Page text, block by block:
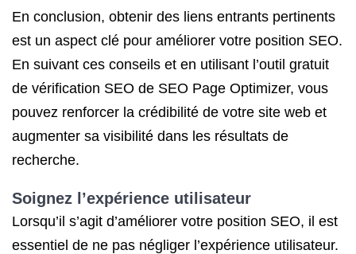
En conclusion, obtenir des liens entrants pertinents
est un aspect clé pour améliorer votre position SEO.
En suivant ces conseils et en utilisant l’outil gratuit
de vérification SEO de SEO Page Optimizer, vous
pouvez renforcer la crédibilité de votre site web et
augmenter sa visibilité dans les résultats de
recherche.
Soignez l’expérience utilisateur
Lorsqu’il s’agit d’améliorer votre position SEO, il est
essentiel de ne pas négliger l’expérience utilisateur.